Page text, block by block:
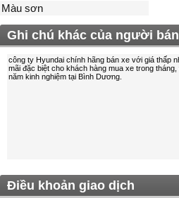
Màu sơn
Ghi chú khác của người bán
Điều khoản giao dịch